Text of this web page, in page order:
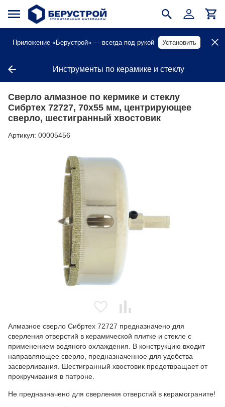
Приложение «Берустрой» — всегда под рукой Установить
Инструменты по керамике и стеклу
Сверло алмазное по кермике и стеклу
Сибртех 72727, 70х55 мм, центрирующее
сверло, шестигранный хвостовик
Артикул: 00005456
Алмазное сверло Сибртех 72727 предназначено для
сверления отверстий в керамической плитке и стекле с
применением водяного охлаждения. В конструкцию входит
направляющее сверло, предназначенное для удобства
засверливания. Шестигранный хвостовик предотвращает от
прокручивания в патроне.
Не предназначено для сверления отверстий в керамограните!